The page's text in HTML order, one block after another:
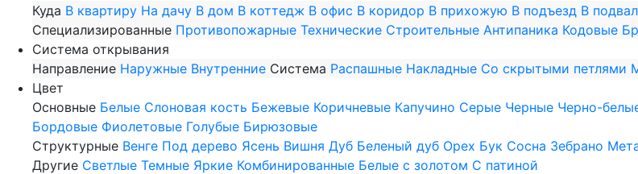
Куда В квартиру На дачу В дом В коттедж В офис В коридор В прихожую В подъезд В подвал
Специализированные Противопожарные Технические Строительные Антипаника Кодовые
Система открывания
Направление Наружные Внутренние Система Распашные Накладные Со скрытыми петлями
Цвет
Основные Белые Слоновая кость Бежевые Коричневые Капучино Серые Черные Черно-
Бордовые Фиолетовые Голубые Бирюзовые
Структурные Венге Под дерево Ясень Вишня Дуб Беленый дуб Орех Бук Сосна Зебрано
Другие Светлые Темные Яркие Комбинированные Белые с золотом С патиной